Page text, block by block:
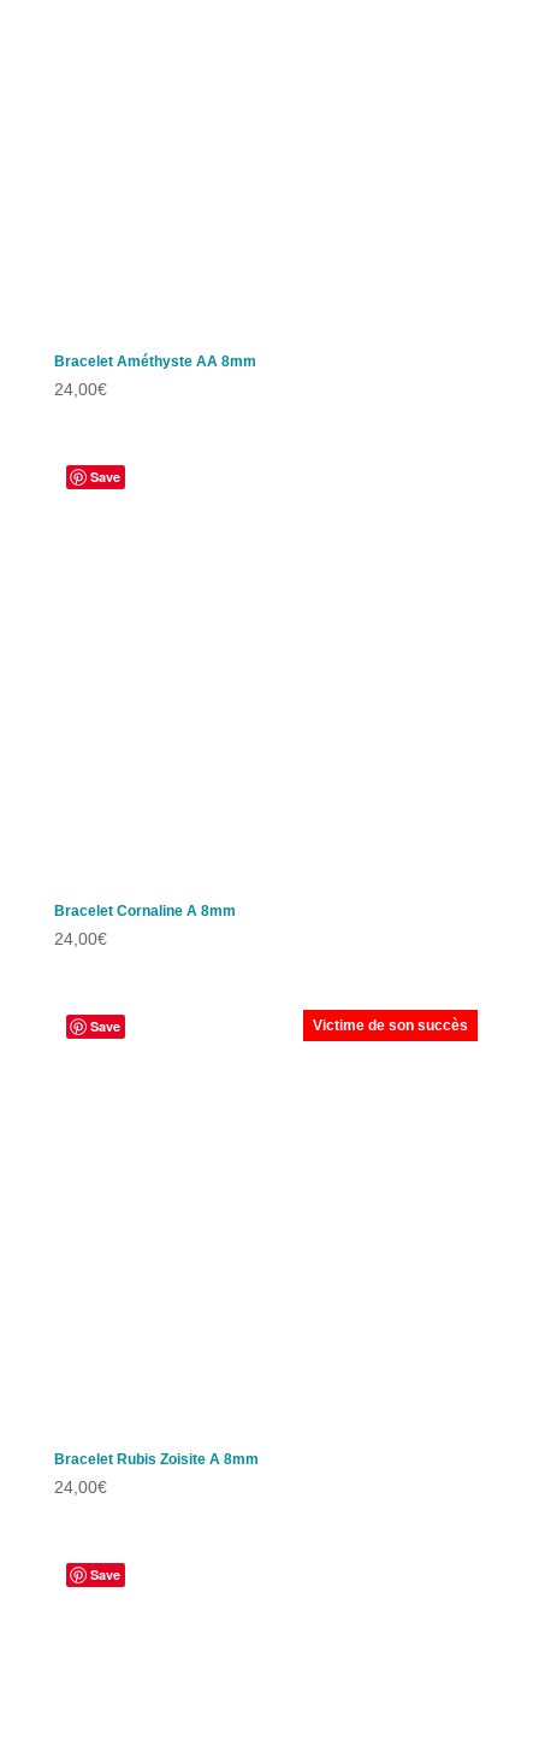
Bracelet Améthyste AA 8mm
24,00€
Save
Bracelet Cornaline A 8mm
24,00€
Save Victime de son succès
Bracelet Rubis Zoisite A 8mm
24,00€
Save